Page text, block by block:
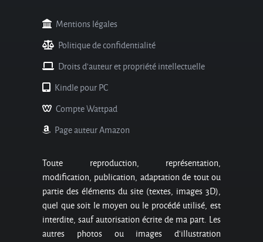
Mentions légales
Politique de confidentialité
Droits d'auteur et propriété intellectuelle
Kindle pour PC
Compte Wattpad
Page auteur Amazon
Toute reproduction, représentation,
modification, publication, adaptation de tout ou
partie des éléments du site (textes, images 3D),
quel que soit le moyen ou le procédé utilisé, est
interdite, sauf autorisation écrite de ma part. Les
autres photos ou images d’illustration